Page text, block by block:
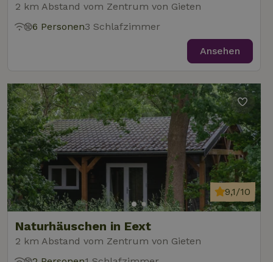
2 km Abstand vom Zentrum von Gieten
6 Personen3 Schlafzimmer
Ansehen
Naturhäuschen in Eext
2 km Abstand vom Zentrum von Gieten
9,1/10